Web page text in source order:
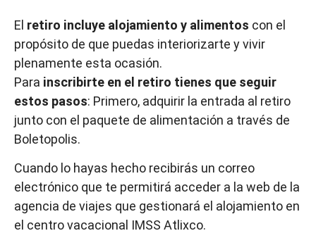
El retiro incluye alojamiento y alimentos con el
propósito de que puedas interiorizarte y vivir
plenamente esta ocasión.
Para inscribirte en el retiro tienes que seguir
estos pasos: Primero, adquirir la entrada al retiro
junto con el paquete de alimentación a través de
Boletopolis.
Cuando lo hayas hecho recibirás un correo
electrónico que te permitirá acceder a la web de la
agencia de viajes que gestionará el alojamiento en
el centro vacacional IMSS Atlixco.